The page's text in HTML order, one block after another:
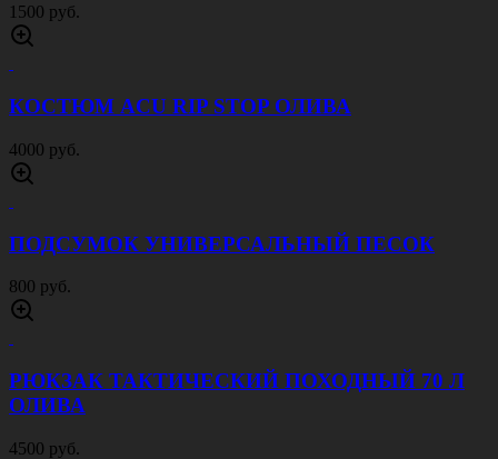
1500 руб.
КОСТЮМ ACU RIP STOP ОЛИВА
4000 руб.
ПОДСУМОК УНИВЕРСАЛЬНЫЙ ПЕСОК
800 руб.
РЮКЗАК ТАКТИЧЕСКИЙ ПОХОДНЫЙ 70 Л
ОЛИВА
4500 руб.